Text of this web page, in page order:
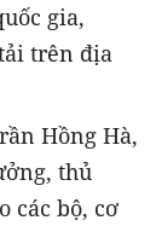
gia,
trên địa
Hồng Hà,
thủ
các bộ, cơ